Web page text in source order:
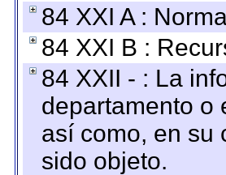
84 XXI A :
84 XXI B :
84 XXII - : La
departamento o
así como, en su
sido objeto.